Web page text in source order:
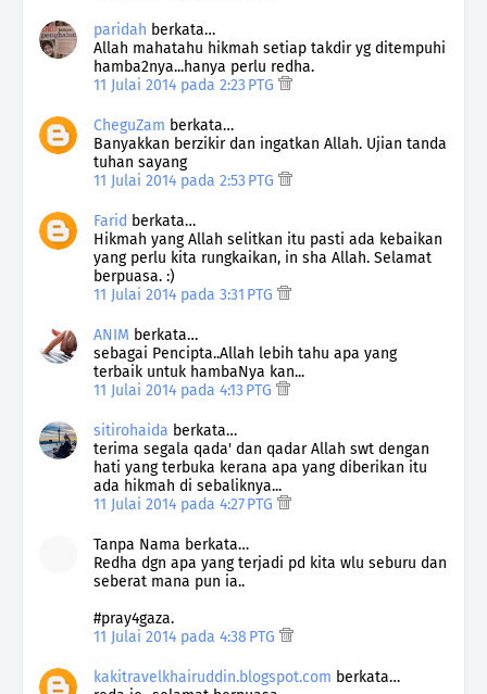
paridah berkata…
Allah mahatahu hikmah setiap takdir yg ditempuhi
hamba2nya...hanya perlu redha.
11 Julai 2014 pada 2:23 PTG
CheguZam berkata…
Banyakkan berzikir dan ingatkan Allah. Ujian tanda
tuhan sayang
11 Julai 2014 pada 2:53 PTG
Farid berkata…
Hikmah yang Allah selitkan itu pasti ada kebaikan
yang perlu kita rungkaikan, in sha Allah. Selamat
berpuasa. :)
11 Julai 2014 pada 3:31 PTG
ANIM berkata…
sebagai Pencipta..Allah lebih tahu apa yang
terbaik untuk hambaNya kan...
11 Julai 2014 pada 4:13 PTG
sitirohaida berkata…
terima segala qada' dan qadar Allah swt dengan
hati yang terbuka kerana apa yang diberikan itu
ada hikmah di sebaliknya...
11 Julai 2014 pada 4:27 PTG
Tanpa Nama berkata…
Redha dgn apa yang terjadi pd kita wlu seburu dan
seberat mana pun ia..
#pray4gaza.
11 Julai 2014 pada 4:38 PTG
kakitravelkhairuddin.blogspot.com berkata…